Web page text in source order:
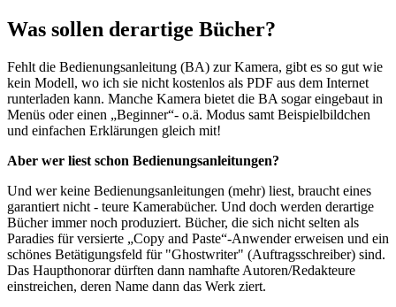
Was sollen derartige Bücher?
Fehlt die Bedienungsanleitung (BA) zur Kamera, gibt es so gut wie
kein Modell, wo ich sie nicht kostenlos als PDF aus dem Internet
runterladen kann. Manche Kamera bietet die BA sogar eingebaut in
Menüs oder einen „Beginner“- o.ä. Modus samt Beispielbildchen
und einfachen Erklärungen gleich mit!
Aber wer liest schon Bedienungsanleitungen?
Und wer keine Bedienungsanleitungen (mehr) liest, braucht eines
garantiert nicht - teure Kamerabücher. Und doch werden derartige
Bücher immer noch produziert. Bücher, die sich nicht selten als
Paradies für versierte „Copy and Paste“-Anwender erweisen und ein
schönes Betätigungsfeld für "Ghostwriter" (Auftragsschreiber) sind.
Das Haupthonorar dürften dann namhafte Autoren/Redakteure
einstreichen, deren Name dann das Werk ziert.